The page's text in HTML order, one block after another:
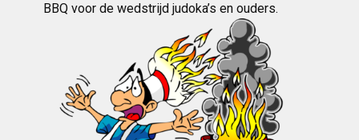
BBQ voor de wedstrijd judoka’s en ouders.